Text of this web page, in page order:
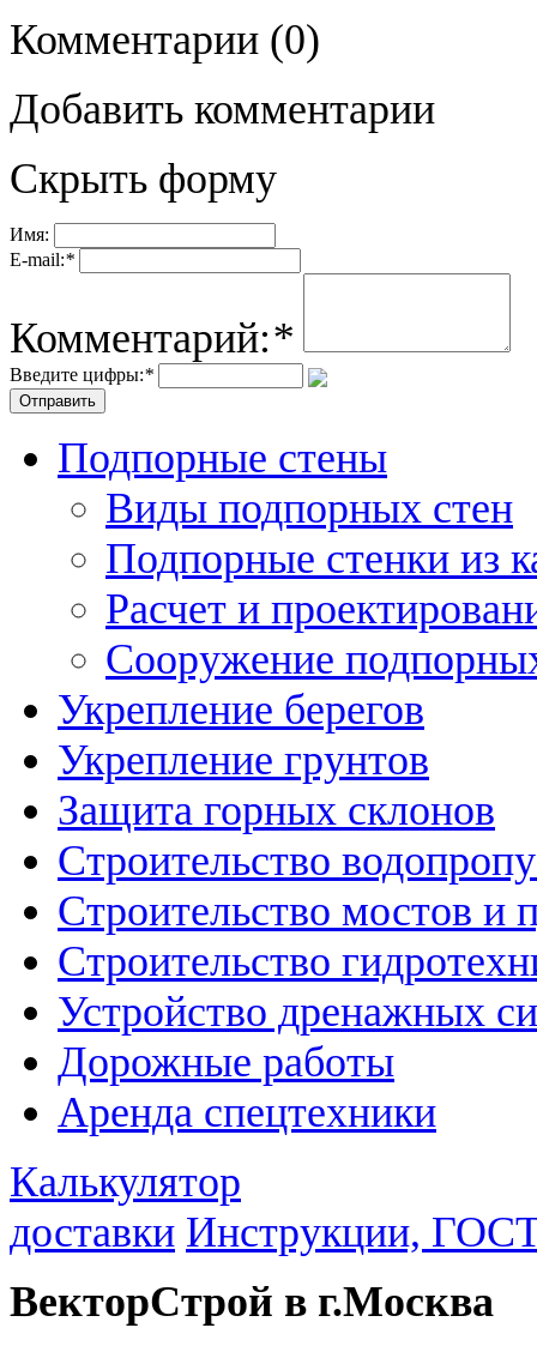
Комментарии (0)
Добавить комментарии
Скрыть форму
Имя:
E-mail:*
Комментарий:*
Введите цифры:*
Подпорные стены
Виды подпорных стен
Подпорные стенки из
Расчет и
Сооружение
Укрепление берегов
Укрепление грунтов
Защита горных склонов
Строительство
Строительство мостов и
Строительство
Устройство дренажных
Дорожные работы
Аренда спецтехники
Калькулятор
доставки Инструкции,
ВекторСтрой в г.Москва